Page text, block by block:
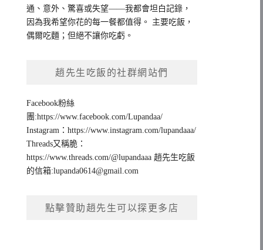
通、意外、驚喜或失望——我都會坦白記錄，
因為我希望你花的每一餐都值得。 主要吃飯，
偶爾吃麵；但絕不讓你吃虧。
趙先生吃飯的社群網站們
Facebook粉絲
團:https://www.facebook.com/Lupandaa/
Instagram：https://www.instagram.com/lupandaaa/
Threads又稱脆：
https://www.threads.com/@lupandaaa 趙先生吃飯
的信箱:lupanda0614@gmail.com
點擊贊助趙先生可以探更多店